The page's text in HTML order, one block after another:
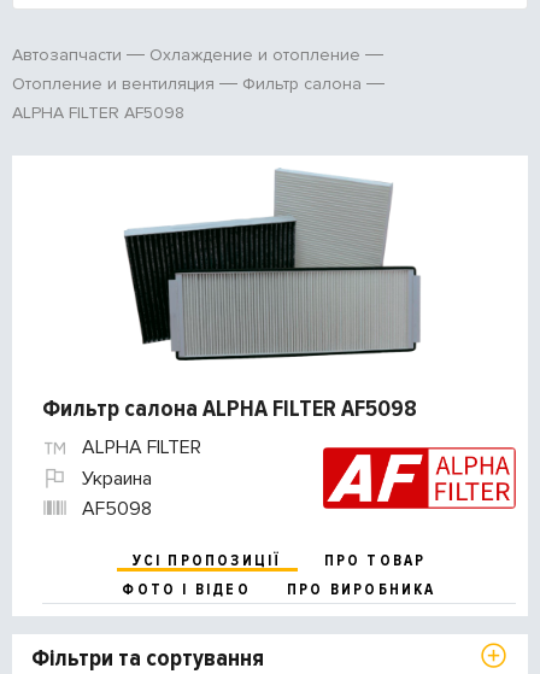
Автозапчасти
Охлаждение и отопление
Отопление и вентиляция
Фильтр салона
ALPHA FILTER AF5098
Фильтр салона ALPHA FILTER AF5098
ALPHA FILTER
Украина
AF5098
УСІ ПРОПОЗИЦІЇ
ПРО ТОВАР
ФОТО І ВІДЕО
ПРО ВИРОБНИКА
Фільтри та сортування